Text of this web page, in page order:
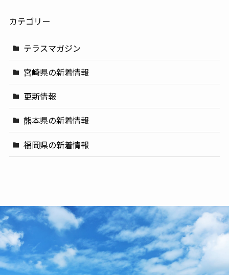
カテゴリー
テラスマガジン
宮崎県の新着情報
更新情報
熊本県の新着情報
福岡県の新着情報